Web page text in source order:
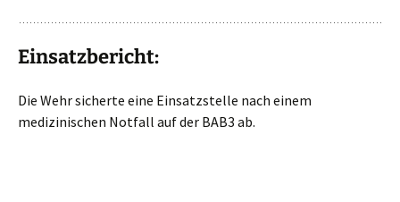
Einsatzbericht:
Die Wehr sicherte eine Einsatzstelle nach einem
medizinischen Notfall auf der BAB3 ab.